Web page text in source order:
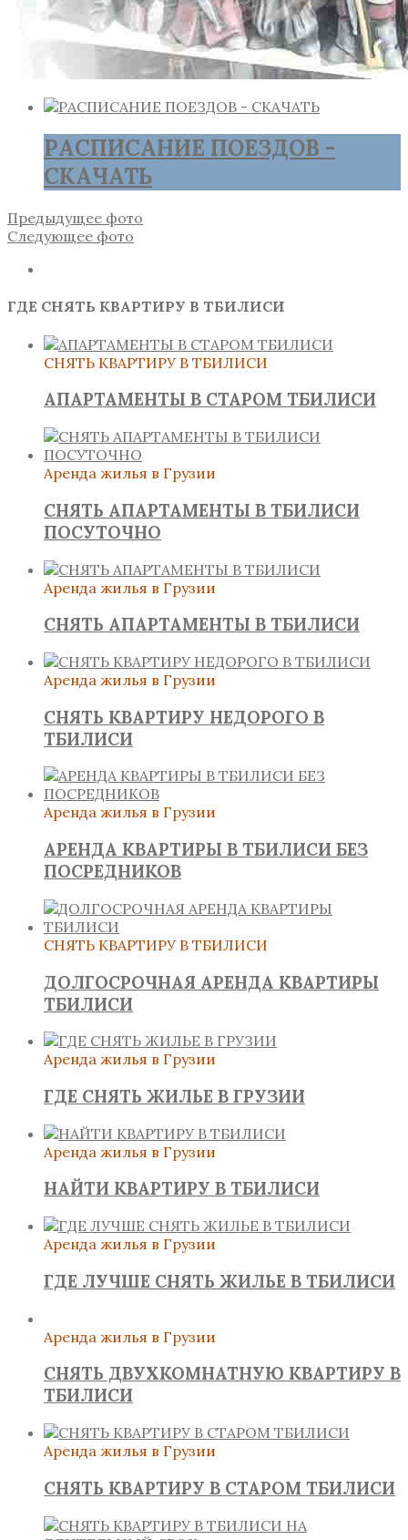
РАСПИСАНИЕ ПОЕЗДОВ -
СКАЧАТЬ
Предыдущее фото
Следующее фото
ГДЕ СНЯТЬ КВАРТИРУ В ТБИЛИСИ
СНЯТЬ КВАРТИРУ В ТБИЛИСИ
АПАРТАМЕНТЫ В СТАРОМ ТБИЛИСИ
Аренда жилья в Грузии
СНЯТЬ АПАРТАМЕНТЫ В ТБИЛИСИ
ПОСУТОЧНО
Аренда жилья в Грузии
СНЯТЬ АПАРТАМЕНТЫ В ТБИЛИСИ
Аренда жилья в Грузии
СНЯТЬ КВАРТИРУ НЕДОРОГО В
ТБИЛИСИ
Аренда жилья в Грузии
АРЕНДА КВАРТИРЫ В ТБИЛИСИ БЕЗ
ПОСРЕДНИКОВ
СНЯТЬ КВАРТИРУ В ТБИЛИСИ
ДОЛГОСРОЧНАЯ АРЕНДА КВАРТИРЫ
ТБИЛИСИ
Аренда жилья в Грузии
ГДЕ СНЯТЬ ЖИЛЬЕ В ГРУЗИИ
Аренда жилья в Грузии
НАЙТИ КВАРТИРУ В ТБИЛИСИ
Аренда жилья в Грузии
ГДЕ ЛУЧШЕ СНЯТЬ ЖИЛЬЕ В ТБИЛИСИ
Аренда жилья в Грузии
СНЯТЬ ДВУХКОМНАТНУЮ КВАРТИРУ В
ТБИЛИСИ
Аренда жилья в Грузии
СНЯТЬ КВАРТИРУ В СТАРОМ ТБИЛИСИ